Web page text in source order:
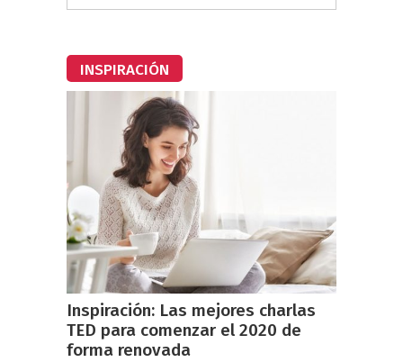
INSPIRACIÓN
Inspiración: Las mejores charlas
TED para comenzar el 2020 de
forma renovada